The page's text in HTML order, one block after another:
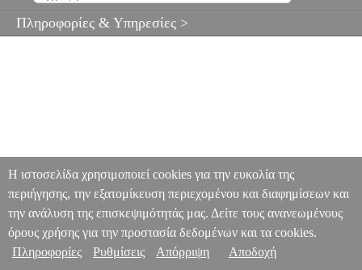
0
Πληροφορίες & Υπηρεσίες >
Η ιστοσελίδα χρησιμοποιεί cookies για την ευκολία της
περιήγησης, την εξατομίκευση περιεχομένου και διαφημίσεων και
την ανάλυση της επισκεψιμότητάς μας. Δείτε τους ανανεωμένους
όρους χρήσης για την προστασία δεδομένων και τα cookies.
Πληροφορίες
Ρυθμίσεις Απόρριψη Αποδοχή